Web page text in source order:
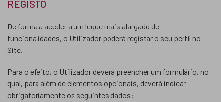
REGISTO
De forma a aceder a um leque mais alargado de
funcionalidades, o Utilizador poderá registar o seu perfil no
Site.
Para o efeito, o Utilizador deverá preencher um formulário, no
qual, para além de elementos opcionais, deverá indicar
obrigatoriamente os seguintes dados: